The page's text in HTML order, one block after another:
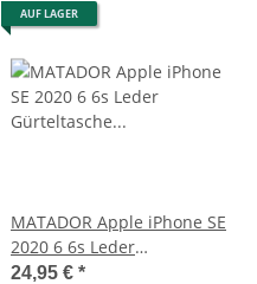
AUF LAGER
MATADOR Apple iPhone SE
2020 6 6s Leder
Gürteltasche Vertikal Braun
24,95 € *